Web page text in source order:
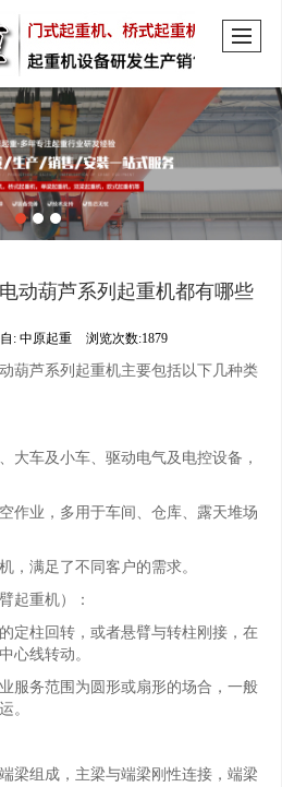
动葫芦系列起重机都有哪些
: 中原起重 浏览次数:1879
葫芦系列起重机主要包括以下几种类
大车及小车、驱动电气及电控设备，
作业，多用于车间、仓库、露天堆场
，满足了不同客户的需求。
起重机）：
定柱回转，或者悬臂与转柱刚接，在
心线转动。
服务范围为圆形或扇形的场合，一般
。
梁组成，主梁与端梁刚性连接，端梁